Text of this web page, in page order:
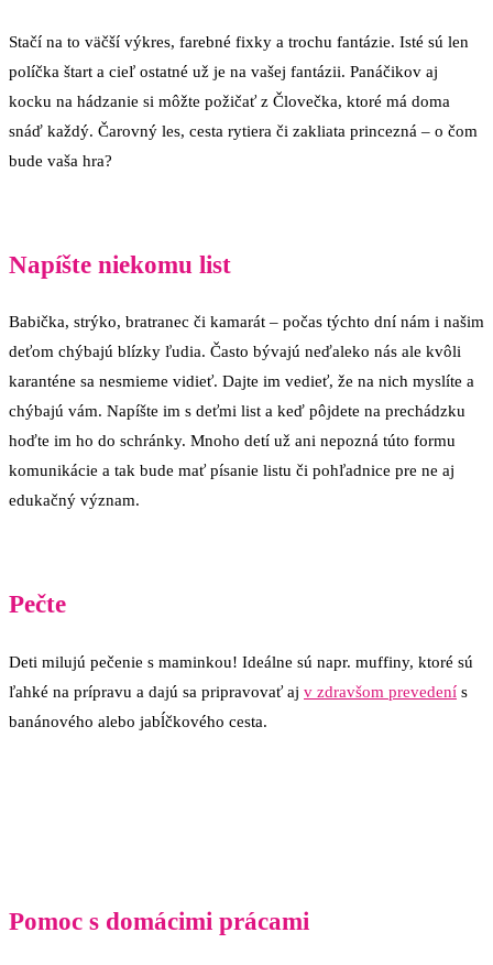
Stačí na to väčší výkres, farebné fixky a trochu fantázie. Isté sú len
políčka štart a cieľ ostatné už je na vašej fantázii. Panáčikov aj
kocku na hádzanie si môžte požičať z Človečka, ktoré má doma
snáď každý. Čarovný les, cesta rytiera či zakliata princezná – o čom
bude vaša hra?
Napíšte niekomu list
Babička, strýko, bratranec či kamarát – počas týchto dní nám i našim
deťom chýbajú blízky ľudia. Často bývajú neďaleko nás ale kvôli
karanténe sa nesmieme vidieť. Dajte im vedieť, že na nich myslíte a
chýbajú vám. Napíšte im s deťmi list a keď pôjdete na prechádzku
hoďte im ho do schránky. Mnoho detí už ani nepozná túto formu
komunikácie a tak bude mať písanie listu či pohľadnice pre ne aj
edukačný význam.
Pečte
Deti milujú pečenie s maminkou! Ideálne sú napr. muffiny, ktoré sú
ľahké na prípravu a dajú sa pripravovať aj v zdravšom prevedení s
banánového alebo jabĺčkového cesta.
Pomoc s domácimi prácami